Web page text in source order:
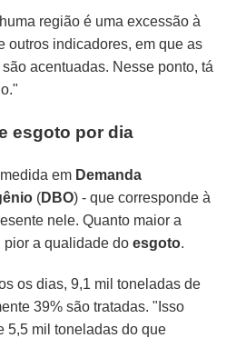
região é uma excessão à
outros indicadores, em que as
acentuadas. Nesse ponto, tá
esgoto por dia
em Demanda
(DBO) - que corresponde à
nele. Quanto maior a
pior a qualidade doesgoto.
os dias, 9,1 mil toneladas de
39% são tratadas. "Isso
5,5 mil toneladas do que